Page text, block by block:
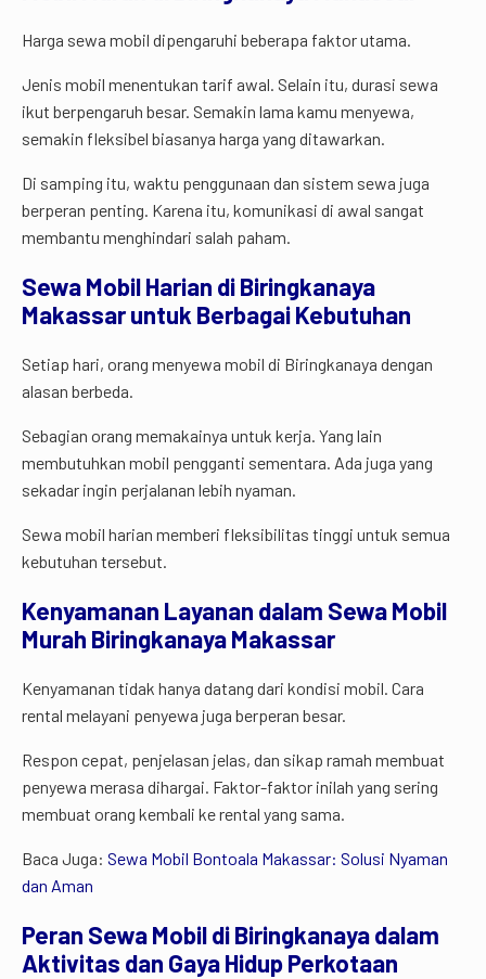
Harga sewa mobil dipengaruhi beberapa faktor utama.
Jenis mobil menentukan tarif awal. Selain itu, durasi sewa
ikut berpengaruh besar. Semakin lama kamu menyewa,
semakin fleksibel biasanya harga yang ditawarkan.
Di samping itu, waktu penggunaan dan sistem sewa juga
berperan penting. Karena itu, komunikasi di awal sangat
membantu menghindari salah paham.
Sewa Mobil Harian di Biringkanaya
Makassar untuk Berbagai Kebutuhan
Setiap hari, orang menyewa mobil di Biringkanaya dengan
alasan berbeda.
Sebagian orang memakainya untuk kerja. Yang lain
membutuhkan mobil pengganti sementara. Ada juga yang
sekadar ingin perjalanan lebih nyaman.
Sewa mobil harian memberi fleksibilitas tinggi untuk semua
kebutuhan tersebut.
Kenyamanan Layanan dalam Sewa Mobil
Murah Biringkanaya Makassar
Kenyamanan tidak hanya datang dari kondisi mobil. Cara
rental melayani penyewa juga berperan besar.
Respon cepat, penjelasan jelas, dan sikap ramah membuat
penyewa merasa dihargai. Faktor-faktor inilah yang sering
membuat orang kembali ke rental yang sama.
Baca Juga: Sewa Mobil Bontoala Makassar: Solusi Nyaman
dan Aman
Peran Sewa Mobil di Biringkanaya dalam
Aktivitas dan Gaya Hidup Perkotaan